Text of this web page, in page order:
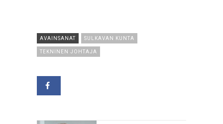
AVAINSANAT SULKAVAN KUNTA
TEKNINEN JOHTAJA